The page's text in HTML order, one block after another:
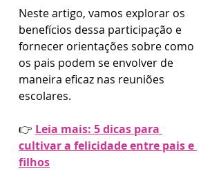
Neste artigo, vamos explorar os
benefícios dessa participação e
fornecer orientações sobre como
os pais podem se envolver de
maneira eficaz nas reuniões
escolares.
👉 Leia mais: 5 dicas para
cultivar a felicidade entre pais e
filhos